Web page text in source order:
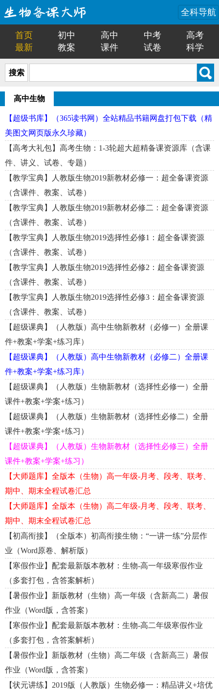
全科导航
首页 初中 高中 中考
高考
最新
教案 课件 试卷 科学
搜索
高中生物
【超级书库】（365读书网）全站精品书籍网盘打包下载（精
美图文网页版永久珍藏）
【高考大礼包】高考生物：1-3轮超大超精备课资源库（含课
件、讲义、试卷、专题）
【教学宝典】人教版生物2019新教材必修一：超全备课资源
（含课件、教案、试卷）
【教学宝典】人教版生物2019新教材必修二：超全备课资源
（含课件、教案、试卷）
【教学宝典】人教版生物2019选择性必修1：超全备课资源
（含课件、教案、试卷）
【教学宝典】人教版生物2019选择性必修2：超全备课资源
（含课件、教案、试卷）
【教学宝典】人教版生物2019选择性必修3：超全备课资源
（含课件、教案、试卷）
【超级课典】（人教版）高中生物新教材（必修一）全册课
件+教案+学案+练习库）
【超级课典】（人教版）高中生物新教材（必修二）全册课
件+教案+学案+练习库）
【超级课典】（人教版）生物新教材（选择性必修一）全册
课件+教案+学案+练习）
【超级课典】（人教版）生物新教材（选择性必修二）全册
课件+教案+学案+练习）
【超级课典】（人教版）生物新教材（选择性必修三）全册
课件+教案+学案+练习）
【大师题库】全版本（生物）高一年级-月考、段考、联考、
期中、期末全程试卷汇总
【大师题库】全版本（生物）高二年级-月考、段考、联考、
期中、期末全程试卷汇总
【初高衔接】（全版本）初高衔接生物：“一讲一练”分层作
业（Word原卷、解析版）
【寒假作业】配套最新版本教材：生物-高一年级寒假作业
（多套打包，含答案解析）
【暑假作业】新版教材（生物）高一年级（含新高二）暑假
作业（Word版，含答案）
【寒假作业】配套最新版本教材：生物-高二年级寒假作业
（多套打包，含答案解析）
【暑假作业】新版教材（生物）高二年级（含新高三）暑假
作业（Word版，含答案）
【状元讲练】2019版（人教版）生物必修一：精品讲义+培优